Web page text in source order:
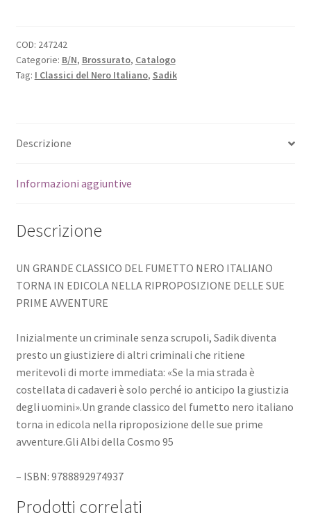
COD: 247242
Categorie: B/N, Brossurato, Catalogo
Tag: I Classici del Nero Italiano, Sadik
Descrizione
Informazioni aggiuntive
Descrizione
UN GRANDE CLASSICO DEL FUMETTO NERO ITALIANO
TORNA IN EDICOLA NELLA RIPROPOSIZIONE DELLE SUE
PRIME AVVENTURE
Inizialmente un criminale senza scrupoli, Sadik diventa
presto un giustiziere di altri criminali che ritiene
meritevoli di morte immediata: «Se la mia strada è
costellata di cadaveri è solo perché io anticipo la giustizia
degli uomini».Un grande classico del fumetto nero italiano
torna in edicola nella riproposizione delle sue prime
avventure.Gli Albi della Cosmo 95
– ISBN: 9788892974937
Prodotti correlati